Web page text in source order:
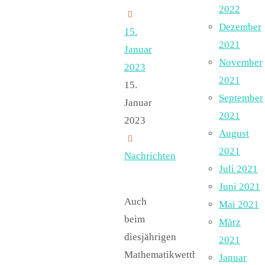
15.
Januar
2023
15.
Januar
2023
Nachrichten
Auch
beim
diesjährigen
Mathematikwettbewerb
2022
Dezember
2021
November
2021
September
2021
August
2021
Juli 2021
Juni 2021
Mai 2021
März
2021
Januar